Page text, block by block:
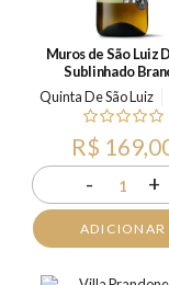
Muros de São Luiz
Sublinhado
Quinta De São Luiz
R$
- 1 +
ADICIONAR